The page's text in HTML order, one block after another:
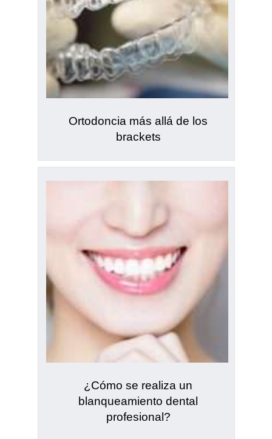
Ortodoncia más allá de los
brackets
¿Cómo se realiza un
blanqueamiento dental
profesional?